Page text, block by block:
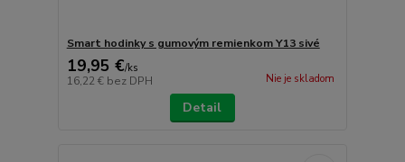
Smart hodinky s gumovým remienkom Y13 sivé
19,95 €/ks
16,22 € bez DPH Nie je skladom
Detail